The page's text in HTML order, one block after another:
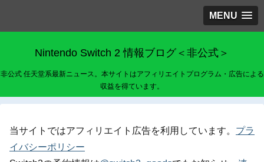
MENU
Nintendo Switch 2 情報ブログ＜非公式＞
非公式 任天堂系最新ニュース。本サイトはアフィリエイトプログラム・広告による
収益を得ています。
当サイトではアフィリエイト広告を利用しています。 プラ
イバシーポリシー